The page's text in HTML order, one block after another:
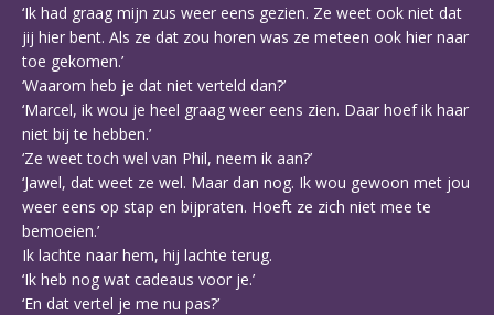
‘Ik had graag mijn zus weer eens gezien. Ze weet ook niet dat
jij hier bent. Als ze dat zou horen was ze meteen ook hier naar
toe gekomen.’
‘Waarom heb je dat niet verteld dan?’
‘Marcel, ik wou je heel graag weer eens zien. Daar hoef ik haar
niet bij te hebben.’
‘Ze weet toch wel van Phil, neem ik aan?’
‘Jawel, dat weet ze wel. Maar dan nog. Ik wou gewoon met jou
weer eens op stap en bijpraten. Hoeft ze zich niet mee te
bemoeien.’
Ik lachte naar hem, hij lachte terug.
‘Ik heb nog wat cadeaus voor je.’
‘En dat vertel je me nu pas?’